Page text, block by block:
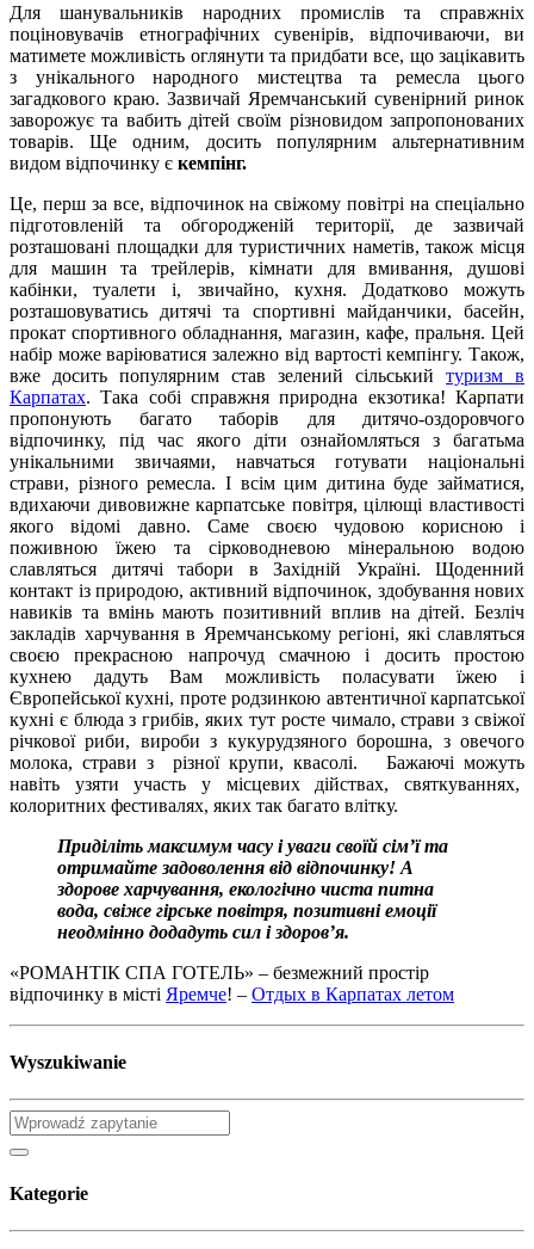
Для шанувальників народних промислів та справжніх
поціновувачів етнографічних сувенірів, відпочиваючи, ви
матимете можливість оглянути та придбати все, що зацікавить
з унікального народного мистецтва та ремесла цього
загадкового краю. Зазвичай Яремчанський сувенірний ринок
заворожує та вабить дітей своїм різновидом запропонованих
товарів. Ще одним, досить популярним альтернативним
видом відпочинку є кемпінг.
Це, перш за все, відпочинок на свіжому повітрі на спеціально
підготовленій та обгородженій території, де зазвичай
розташовані площадки для туристичних наметів, також місця
для машин та трейлерів, кімнати для вмивання, душові
кабінки, туалети і, звичайно, кухня. Додатково можуть
розташовуватись дитячі та спортивні майданчики, басейн,
прокат спортивного обладнання, магазин, кафе, пральня. Цей
набір може варіюватися залежно від вартості кемпінгу. Також,
вже досить популярним став зелений сільський туризм в
Карпатах. Така собі справжня природна екзотика! Карпати
пропонують багато таборів для дитячо-оздоровчого
відпочинку, під час якого діти ознайомляться з багатьма
унікальними звичаями, навчаться готувати національні
страви, різного ремесла. І всім цим дитина буде займатися,
вдихаючи дивовижне карпатське повітря, цілющі властивості
якого відомі давно. Саме своєю чудовою корисною і
поживною їжею та сірководневою мінеральною водою
славляться дитячі табори в Західній Україні. Щоденний
контакт із природою, активний відпочинок, здобування нових
навиків та вмінь мають позитивний вплив на дітей. Безліч
закладів харчування в Яремчанському регіоні, які славляться
своєю прекрасною напрочуд смачною і досить простою
кухнею дадуть Вам можливість поласувати їжею і
Європейської кухні, проте родзинкою автентичної карпатської
кухні є блюда з грибів, яких тут росте чимало, страви з свіжої
річкової риби, вироби з кукурудзяного борошна, з овечого
молока, страви з різної крупи, квасолі. Бажаючі можуть
навіть узяти участь у місцевих дійствах, святкуваннях,
колоритних фестивалях, яких так багато влітку.
Приділіть максимум часу і уваги своїй сім’ї та
отримайте задоволення від відпочинку! А
здорове харчування, екологічно чиста питна
вода, свіже гірське повітря, позитивні емоції
неодмінно додадуть сил і здоров’я.
«РОМАНТІК СПА ГОТЕЛЬ» – безмежний простір
відпочинку в місті Яремче! – Отдых в Карпатах летом
Wyszukiwanie
Kategorie